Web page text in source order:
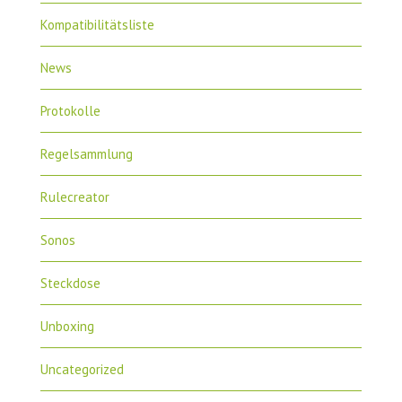
Kompatibilitätsliste
News
Protokolle
Regelsammlung
Rulecreator
Sonos
Steckdose
Unboxing
Uncategorized